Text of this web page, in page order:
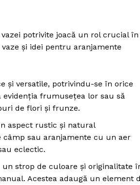
potrivite joacă un rol crucial în
și idei pentru aranjamente
și versatile, potrivindu-se în orice
frumusețea lor sau să
de flori și frunze.
aspect rustic și natural
sau aranjamente cu un aer
eclectic.
un strop de culoare și originalitate
Acestea adaugă un element